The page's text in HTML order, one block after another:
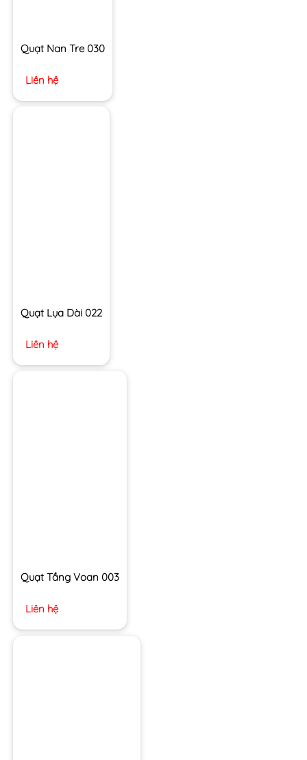
Quạt Nan Tre 030
Liên hệ
Quạt Lụa Dài 022
Liên hệ
Quạt Tầng Voan 003
Liên hệ